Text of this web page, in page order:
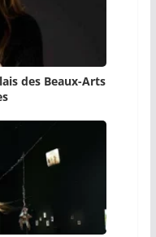
des Beaux-Arts